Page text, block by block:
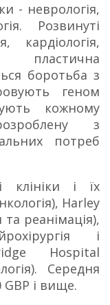
- неврологія,
Розвинуті
кардіологія,
боротьба з
геном
кожному
з
потреб
клініки і їх
Harley
реанімація),
і
Hospital
Середня
GBP і вище.